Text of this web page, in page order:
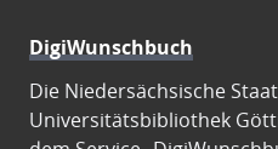
DigiWunschbuch
Die Niedersächsische
Universitätsbibliothek